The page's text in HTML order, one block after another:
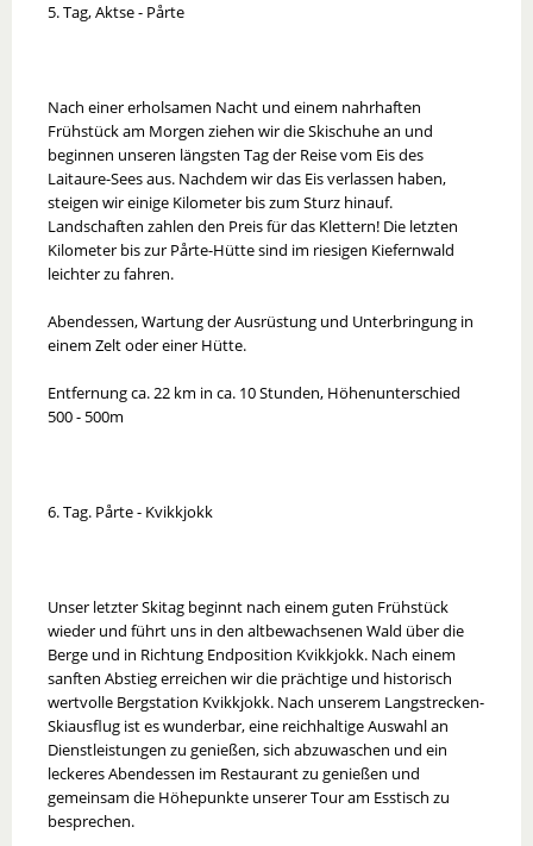
5. Tag, Aktse - Pårte
Nach einer erholsamen Nacht und einem nahrhaften
Frühstück am Morgen ziehen wir die Skischuhe an und
beginnen unseren längsten Tag der Reise vom Eis des
Laitaure-Sees aus. Nachdem wir das Eis verlassen haben,
steigen wir einige Kilometer bis zum Sturz hinauf.
Landschaften zahlen den Preis für das Klettern! Die letzten
Kilometer bis zur Pårte-Hütte sind im riesigen Kiefernwald
leichter zu fahren.
Abendessen, Wartung der Ausrüstung und Unterbringung in
einem Zelt oder einer Hütte.
Entfernung ca. 22 km in ca. 10 Stunden, Höhenunterschied
500 - 500m
6. Tag. Pårte - Kvikkjokk
Unser letzter Skitag beginnt nach einem guten Frühstück
wieder und führt uns in den altbewachsenen Wald über die
Berge und in Richtung Endposition Kvikkjokk. Nach einem
sanften Abstieg erreichen wir die prächtige und historisch
wertvolle Bergstation Kvikkjokk. Nach unserem Langstrecken-
Skiausflug ist es wunderbar, eine reichhaltige Auswahl an
Dienstleistungen zu genießen, sich abzuwaschen und ein
leckeres Abendessen im Restaurant zu genießen und
gemeinsam die Höhepunkte unserer Tour am Esstisch zu
besprechen.